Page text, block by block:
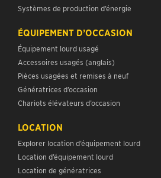
Systèmes de production d’énergie
ÉQUIPEMENT D’OCCASION
Équipement lourd usagé
Accessoires usagés (anglais)
Pièces usagées et remises à neuf
Génératrices d’occasion
Chariots élévateurs d’occasion
LOCATION
Explorer location d’équipement lourd
Location d’équipement lourd
Location de génératrices